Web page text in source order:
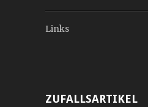
Links
ZUFALLSARTIKEL